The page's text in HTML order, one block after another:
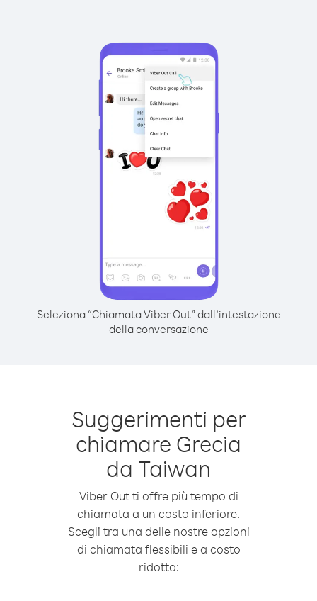
Seleziona “Chiamata Viber Out” dall’intestazione
della conversazione
Suggerimenti per
chiamare Grecia
da Taiwan
Viber Out ti offre più tempo di
chiamata a un costo inferiore.
Scegli tra una delle nostre opzioni
di chiamata flessibili e a costo
ridotto: